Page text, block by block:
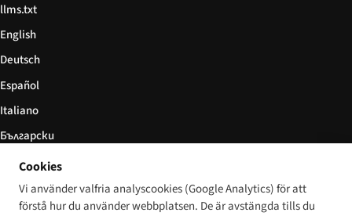
llms.txt
English
Deutsch
Español
Italiano
Български
简体中文
Cookies
Vi använder valfria analyscookies (Google Analytics) för att
förstå hur du använder webbplatsen. De är avstängda tills du